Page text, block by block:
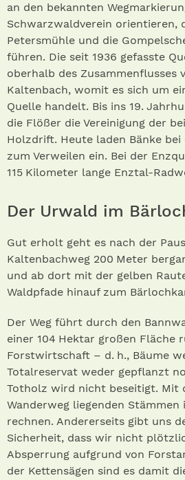
an den bekannten
Schwarzwaldverein orientieren,
Petersmühle und die
führen. Die seit 1936 gefasste
oberhalb des Zusammenflusses
Kaltenbach, womit es sich um
Quelle handelt. Bis ins 19.
die Flößer die Vereinigung der
Holzdrift. Heute laden Bänke bei
zum Verweilen ein. Bei der
115 Kilometer lange Enztal-
Der Urwald im
Gut erholt geht es nach der
Kaltenbachweg 200 Meter
und ab dort mit der gelben
Waldpfade hinauf zum
Der Weg führt durch den
einer 104 Hektar großen Fläche
Forstwirtschaft – d. h., Bäume
Totalreservat weder gepflanzt
Totholz wird nicht beseitigt. Mit
Wanderweg liegenden
rechnen. Andererseits gibt uns
Sicherheit, dass wir nicht
Absperrung aufgrund von
der Kettensägen sind es damit